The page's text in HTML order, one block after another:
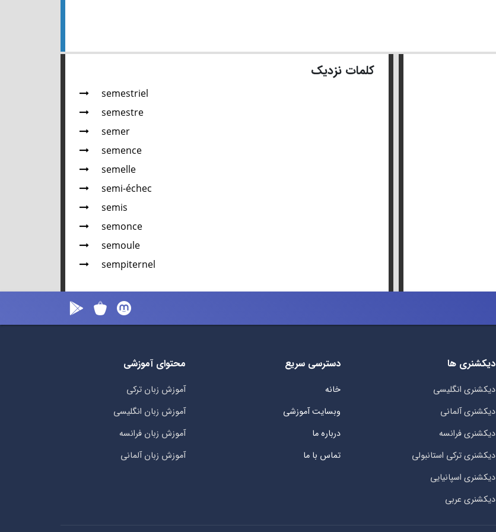
کلمات نزدیک
semestriel
semestre
semer
semence
semelle
semi-échec
semis
semonce
semoule
sempiternel
دیکشنری ها
دیکشنری انگلیسی
دیکشنری آلمانی
دیکشنری فرانسه
دیکشنری ترکی استانبولی
دیکشنری اسپانیایی
دیکشنری عربی
دسترسی سریع
خانه
وبسایت آموزشی
درباره ما
تماس با ما
محتوای آموزشی
آموزش زبان ترکی
آموزش زبان انگلیسی
آموزش زبان فرانسه
آموزش زبان آلمانی